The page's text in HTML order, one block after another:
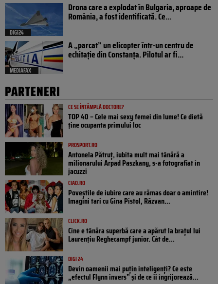
DIGI24
Drona care a explodat în Bulgaria, aproape de
România, a fost identificată. Ce...
MEDIAFAX
A „parcat” un elicopter într-un centru de
echitație din Constanța. Pilotul ar fi...
PARTENERI
CE SE ÎNTÂMPLĂ DOCTORE?
TOP 40 – Cele mai sexy femei din lume! Ce dietă
ține ocupanta primului loc
PROSPORT.RO
Antonela Pătruț, iubita mult mai tânără a
milionarului Arpad Paszkany, s-a fotografiat în
jacuzzi
CIAO.RO
Poveştile de iubire care au rămas doar o amintire!
Imagini tari cu Gina Pistol, Răzvan...
CLICK.RO
Cine e tânăra superbă care a apărut la brațul lui
Laurențiu Reghecampf junior. Cât de...
DIGI 24
Devin oamenii mai puțin inteligenți? Ce este
„efectul Flynn invers” și de ce îi îngrijorează...